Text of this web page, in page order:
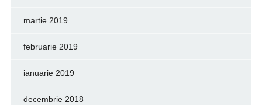
martie 2019
februarie 2019
ianuarie 2019
decembrie 2018